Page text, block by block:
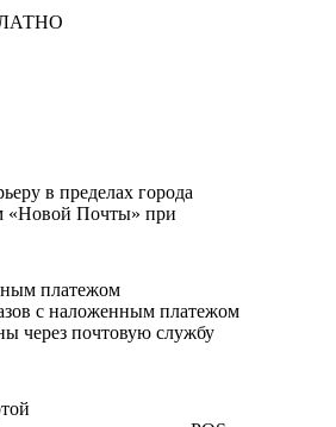
в пределах города
«Новой Почты» при
платежом
с наложенным платежом
через почтовую службу